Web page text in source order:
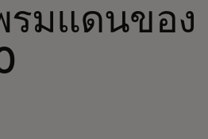
โน้ม
รมแดนของ